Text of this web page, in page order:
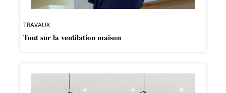
TRAVAUX
Tout sur la ventilation maison